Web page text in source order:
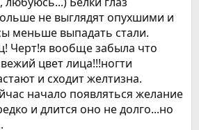
не выглядят опухшими и
меньше выпадать стали.
Черт!я вообще забыла что
цвет лица!!!ногти
и сходит желтизна.
начало появляться желание
и длится оно не долго...но